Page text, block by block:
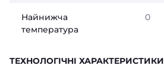
Найнижча
температура
0
ТЕХНОЛОГІЧНІ ХАРАКТЕРИСТИКИ